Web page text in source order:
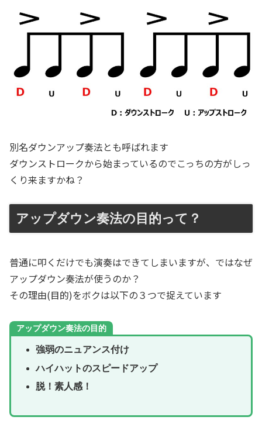
別名ダウンアップ奏法とも呼ばれます
ダウンストロークから始まっているのでこっちの方がしっ
くり来ますかね？
アップダウン奏法の目的って？
普通に叩くだけでも演奏はできてしまいますが、ではなぜ
アップダウン奏法が使うのか？
その理由(目的)をボクは以下の３つで捉えています
アップダウン奏法の目的
強弱のニュアンス付け
ハイハットのスピードアップ
脱！素人感！